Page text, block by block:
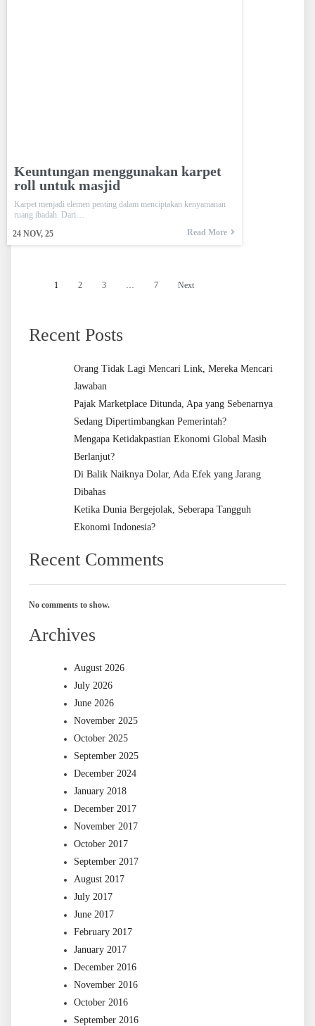
Keuntungan menggunakan karpet
roll untuk masjid
24 NOV, 25
Karpet menjadi elemen penting dalam menciptakan kenyamanan
ruang ibadah. Dari…
Read More
1 2 3 … 7 Next
Recent Posts
Orang Tidak Lagi Mencari Link, Mereka Mencari
Jawaban
Pajak Marketplace Ditunda, Apa yang Sebenarnya
Sedang Dipertimbangkan Pemerintah?
Mengapa Ketidakpastian Ekonomi Global Masih
Berlanjut?
Di Balik Naiknya Dolar, Ada Efek yang Jarang
Dibahas
Ketika Dunia Bergejolak, Seberapa Tangguh
Ekonomi Indonesia?
Recent Comments
No comments to show.
Archives
August 2026
July 2026
June 2026
November 2025
October 2025
September 2025
December 2024
January 2018
December 2017
November 2017
October 2017
September 2017
August 2017
July 2017
June 2017
February 2017
January 2017
December 2016
November 2016
October 2016
September 2016